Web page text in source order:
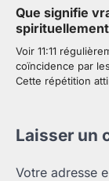
Que signifie
Voir 11:11
coïncidence par
Cette répétition
Laisser un
Votre adresse